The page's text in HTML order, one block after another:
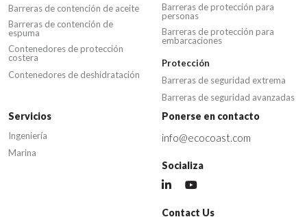
Barreras de contención de aceite
Barreras de contención de
espuma
Contenedores de protección
costera
Contenedores de deshidratación
Barreras de protección para
personas
Barreras de protección para
embarcaciones
Protección
Barreras de seguridad extrema
Barreras de seguridad avanzadas
Servicios
Ingeniería
Marina
Ponerse en contacto
info@ecocoast.com
Socializa
Contact Us